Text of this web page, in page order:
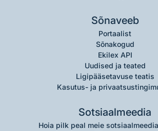
Sõnaveeb
Portaalist
Sõnakogud
Ekilex API
Uudised ja teated
Ligipääsetavuse teatis
Kasutus- ja
Sotsiaalmeedia
Hoia pilk peal meie